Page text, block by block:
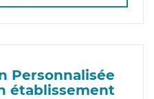
Personnalisée
établissement